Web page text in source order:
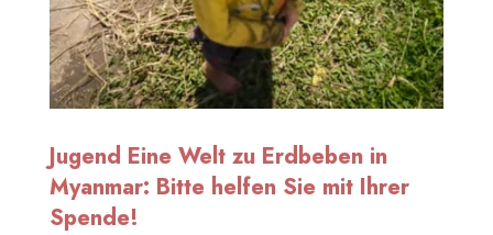
Jugend Eine Welt zu Erdbeben in
Myanmar: Bitte helfen Sie mit Ihrer
Spende!